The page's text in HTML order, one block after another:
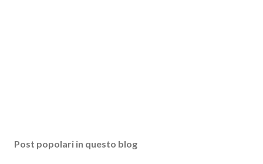
Post popolari in questo blog